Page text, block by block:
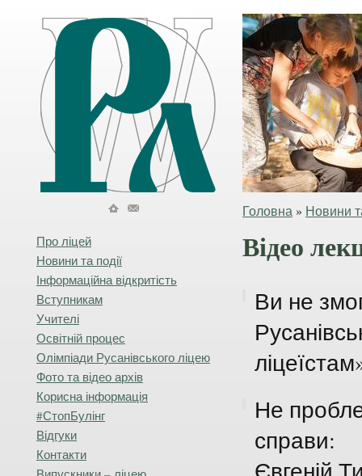
Головна » Новини
Про ліцей
Новини та події
Інформаційна відкритість
Вступникам
Учителі
Освітній процес
Олімпіади Русанівського ліцею
Фото та відео архів
Корисна інформація
#СтопБулінг
Відгуки
Контакти
Відео
Ви не
Не
справи: